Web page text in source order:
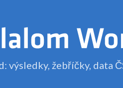
výsledky, žebříčky, data